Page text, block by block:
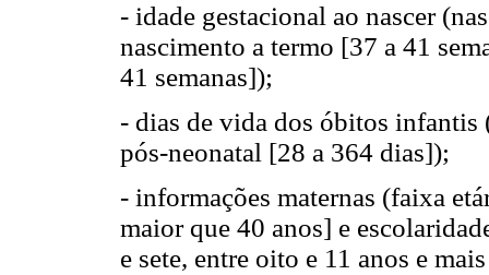
- idade gestacional ao nascer
nascimento a termo [37 a 41
41 semanas]);
- dias de vida dos óbitos
pós-neonatal [28 a 364 dias]);
- informações maternas (faixa
maior que 40 anos] e
e sete, entre oito e 11 anos e